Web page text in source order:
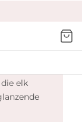
elk